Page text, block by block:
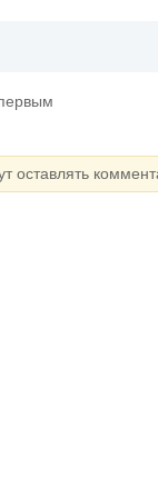
оставлять